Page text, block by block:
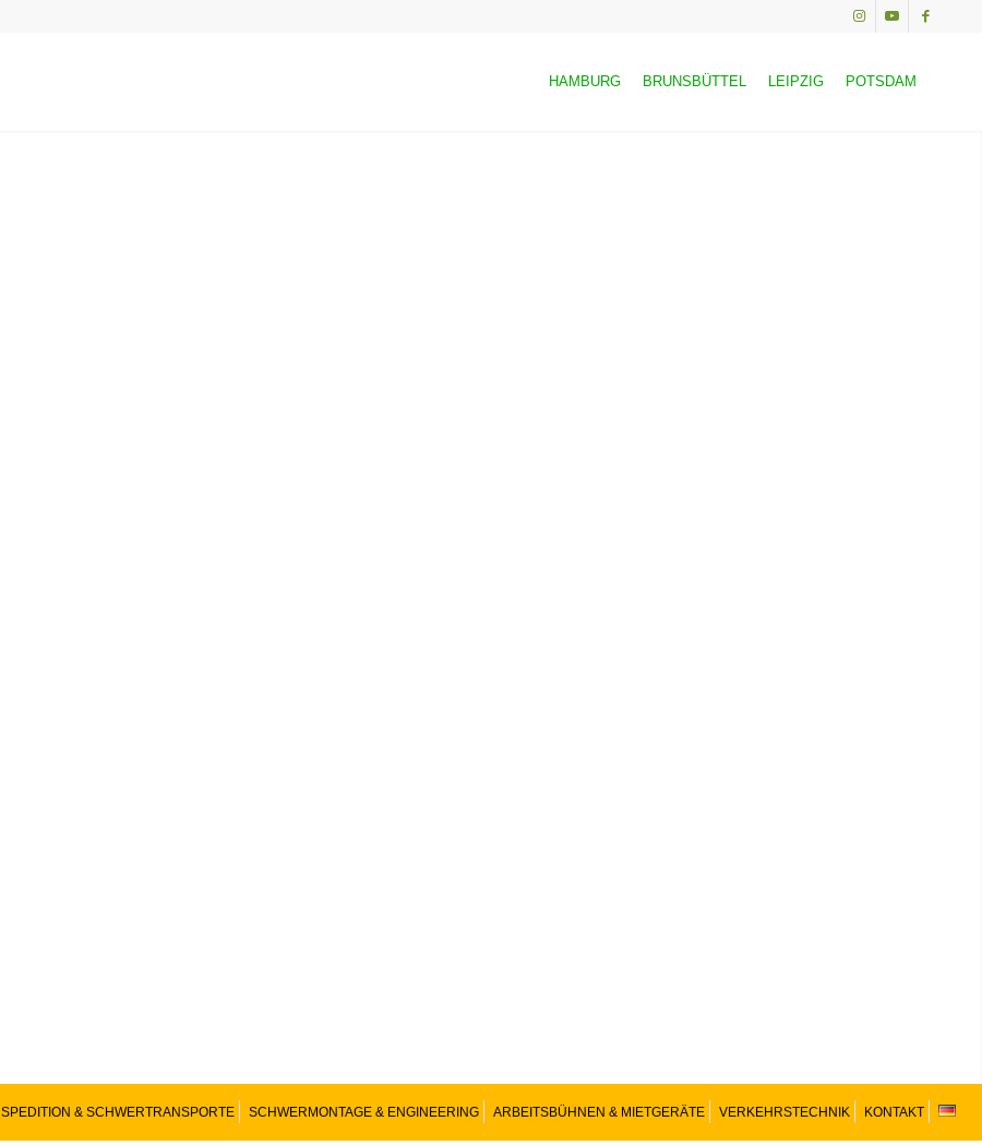
HAMBURG BRUNSBÜTTEL LEIPZIG POTSDAM
SPEDITION & SCHWERTRANSPORTE SCHWERMONTAGE & ENGINEERING ARBEITSBÜHNEN & MIETGERÄTE VERKEHRSTECHNIK KONTAKT